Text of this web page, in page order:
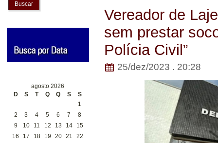
Buscar
agosto 2026
D
S T Q Q S
S
1
2
3 4 5 6 7
8
9
10 11 12 13 14
15
16
17 18 19 20 21
22
Vereador de
sem prestar
Polícia Civil”
25/dez/2023 . 20:28